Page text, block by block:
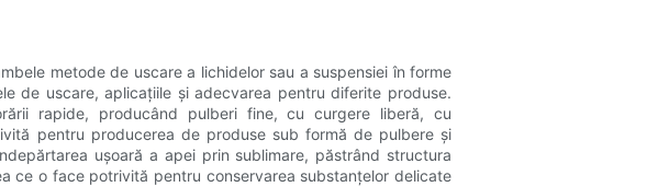
metode de uscare a lichidelor sau a suspensiei în forme
de uscare, aplicațiile și adecvarea pentru diferite produse.
rapide, producând pulberi fine, cu curgere liberă, cu
pentru producerea de produse sub formă de pulbere și
ușoară a apei prin sublimare, păstrând structura
ce o face potrivită pentru conservarea substanțelor delicate